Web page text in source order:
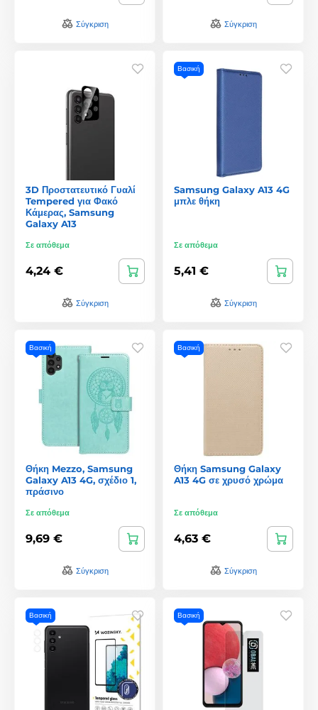
Σύγκριση Σύγκριση
3D Προστατευτικό Γυαλί
Tempered για Φακό
Κάμερας, Samsung
Galaxy A13
Σε απόθεμα
4,24 €
Σύγκριση
Βασική
Samsung Galaxy A13 4G
μπλε θήκη
Σε απόθεμα
5,41 €
Σύγκριση
Βασική
Θήκη Mezzo, Samsung
Galaxy A13 4G, σχέδιο 1,
πράσινο
Σε απόθεμα
9,69 €
Σύγκριση
Βασική
Θήκη Samsung Galaxy
A13 4G σε χρυσό χρώμα
Σε απόθεμα
4,63 €
Σύγκριση
Βασική Βασική